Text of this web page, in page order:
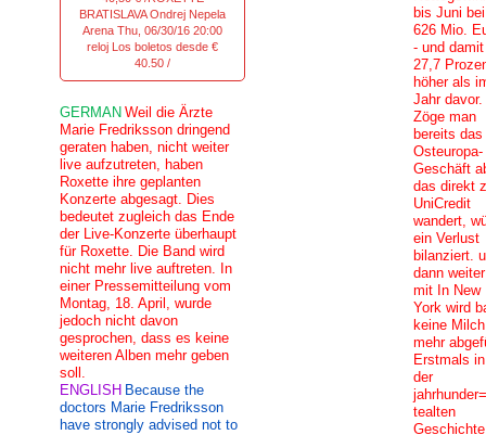
bis Juni bei
626 Mio.
- und
27,7
höher als
Jahr davor.
Zöge man
bereits das
Osteuropa-
Geschäft
das direkt
UniCredit
wandert,
ein Verlust
bilanziert.
dann weiter
mit In New
York wird
keine Milch
mehr
Erstmals in
der
jahrhunder=
tealten
Geschichte
BRATISLAVA Ondrej Nepela
Arena Thu, 06/30/16 20:00
reloj Los boletos desde €
40.50 /
GERMAN Weil die Ärzte
Marie Fredriksson dringend
geraten haben, nicht weiter
live aufzutreten, haben
Roxette ihre geplanten
Konzerte abgesagt. Dies
bedeutet zugleich das Ende
der Live-Konzerte überhaupt
für Roxette. Die Band wird
nicht mehr live auftreten. In
einer Pressemitteilung vom
Montag, 18. April, wurde
jedoch nicht davon
gesprochen, dass es keine
weiteren Alben mehr geben
soll.
ENGLISH Because the
doctors Marie Fredriksson
have strongly advised not to